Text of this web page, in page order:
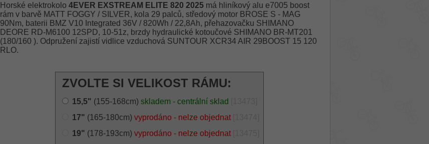
Horské elektrokolo 4EVER EXSTREAM ELITE 820 2025má hliníkový alu e7005 boost
rám v barvě MATT FOGGY / SILVER, kola 29 palců, středový motor BROSE S - MAG
90Nm, baterii BMZ V10 Integrated 36V / 820Wh / 22,8Ah, přehazovačku SHIMANO
DEORE RD-M6100 12SPD, 10-51z, brzdy hydraulické kotoučové SHIMANO BR-MT201
(180/160 ). Odpružení zajistí vidlice vzduchová SUNTOUR XCR34 AIR 29BOOST 15 120
RLO.
ZVOLTE SI VELIKOST RÁMU:
15,5" (155-168cm) skladem - centrální sklad
17" (165-180cm) vyprodáno - nelze objednat
19" (178-193cm) vyprodáno - nelze objednat